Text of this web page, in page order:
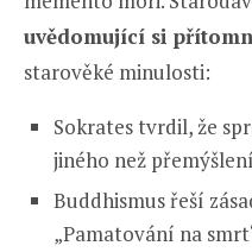
uvědomující si
starověké minulosti:
Sokrates tvrdil, že
jiného než
Buddhismus řeší
„Pamatování na